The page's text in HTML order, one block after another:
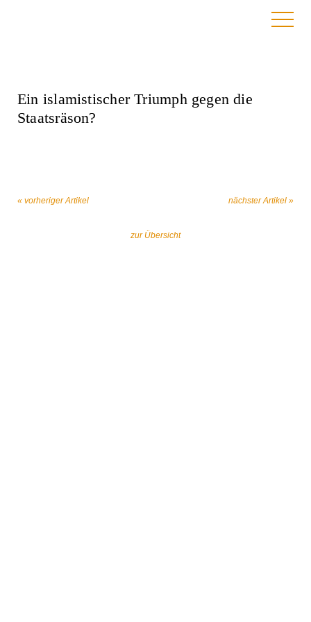
Ein islamistischer Triumph gegen die
Staatsräson?
« vorheriger Artikel
zur Übersicht
nächster Artikel »